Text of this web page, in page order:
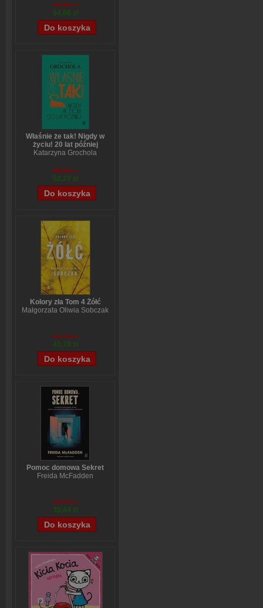
64,13 zł
54,66 zł
Właśnie że tak! Nigdy w
życiu! 20 lat później
Katarzyna Grochola
65,09 zł
52,27 zł
Kolory zła Tom 4 Żółć
Małgorzata Oliwia Sobczak
54,49 zł
43,79 zł
Pomoc domowa Sekret
Freida McFadden
52,25 zł
39,44 zł